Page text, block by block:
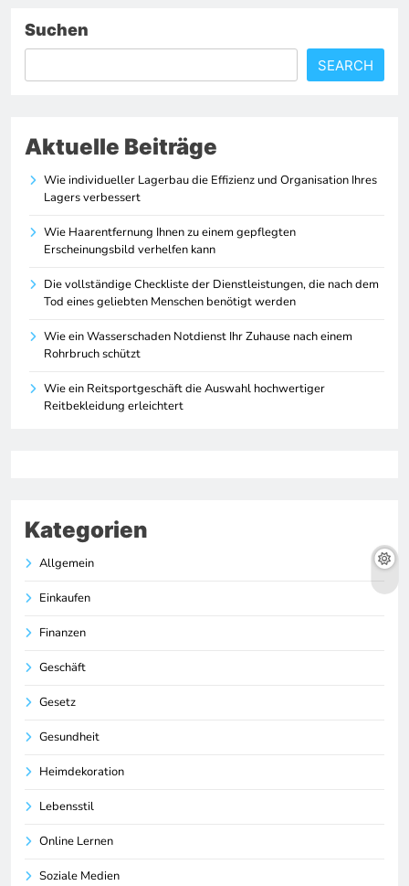
Suchen
SEARCH
Aktuelle Beiträge
Wie individueller Lagerbau die Effizienz und Organisation Ihres
Lagers verbessert
Wie Haarentfernung Ihnen zu einem gepflegten
Erscheinungsbild verhelfen kann
Die vollständige Checkliste der Dienstleistungen, die nach dem
Tod eines geliebten Menschen benötigt werden
Wie ein Wasserschaden Notdienst Ihr Zuhause nach einem
Rohrbruch schützt
Wie ein Reitsportgeschäft die Auswahl hochwertiger
Reitbekleidung erleichtert
Kategorien
Allgemein
Einkaufen
Finanzen
Geschäft
Gesetz
Gesundheit
Heimdekoration
Lebensstil
Online Lernen
Soziale Medien